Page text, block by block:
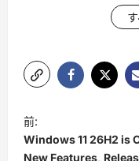
投
稿
前:
Windows 11 26H2 is
New Features,